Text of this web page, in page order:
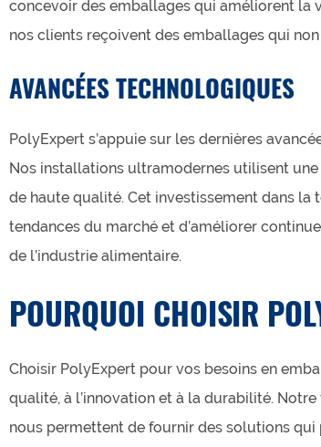
concevoir des emballages qui améliorent la
nos clients reçoivent des emballages qui
AVANCÉES TECHNOLOGIQUES
PolyExpert s’appuie sur les dernières
Nos installations ultramodernes utilisent
de haute qualité. Cet investissement dans la
tendances du marché et d’améliorer
de l’industrie alimentaire.
POURQUOI CHOISIR
Choisir PolyExpert pour vos besoins en
qualité, à l’innovation et à la durabilité.
nous permettent de fournir des solutions